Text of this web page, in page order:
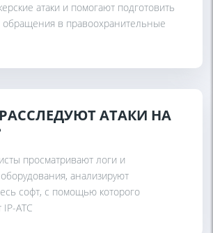
атаки и помогают подготовить
обращения в правоохранительные
АТАКИ НА
просматривают логи и
анализируют
софт, с помощью которого
IP-АТС